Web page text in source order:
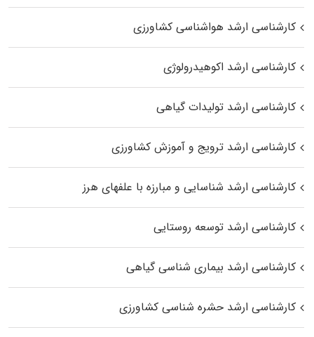
کارشناسی ارشد هواشناسی کشاورزی
کارشناسی ارشد اکوهیدرولوژی
کارشناسی ارشد تولیدات گیاهی
کارشناسی ارشد ترویج و آموزش کشاورزی
کارشناسی ارشد شناسایی و مبارزه با علفهای هرز
کارشناسی ارشد توسعه روستایی
کارشناسی ارشد بیماری‌ شناسی گیاهی
کارشناسی ارشد حشره‌ شناسی کشاورزی